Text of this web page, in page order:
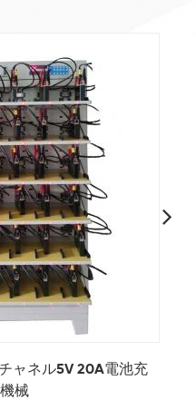
チウム プリズム バッ
ー マシン